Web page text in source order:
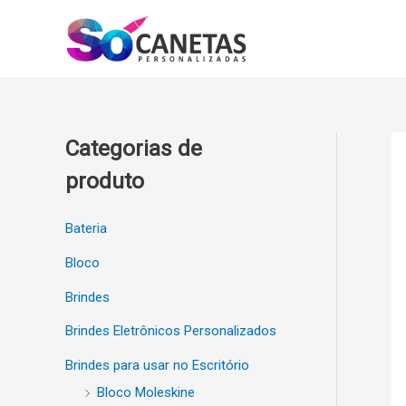
Categorias de
produto
Bateria
Bloco
Brindes
Brindes Eletrônicos Personalizados
Brindes para usar no Escritório
Bloco Moleskine